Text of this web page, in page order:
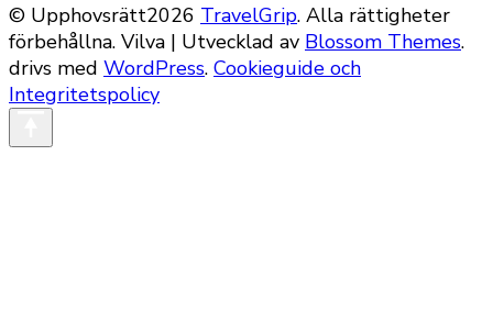
© Upphovsrätt2026 TravelGrip. Alla rättigheter
förbehållna. Vilva | Utvecklad av Blossom Themes.
drivs med WordPress. Cookieguide och
Integritetspolicy